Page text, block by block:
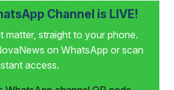
Channel is LIVE!
matter, straight to your phone.
on WhatsApp or scan
access.